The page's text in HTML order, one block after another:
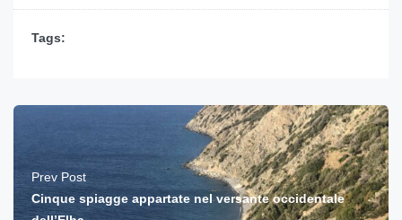
Tags:
Prev Post
Cinque spiagge appartate nel versante occidentale